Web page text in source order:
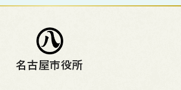
名古屋市役所